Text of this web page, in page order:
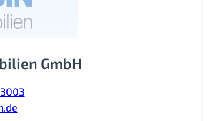
GmbH